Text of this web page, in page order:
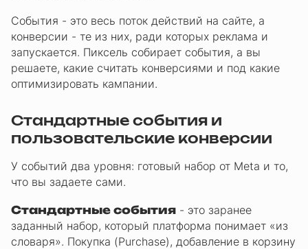
События - это весь поток действий на сайте, а
конверсии - те из них, ради которых реклама и
запускается. Пиксель собирает события, а вы
решаете, какие считать конверсиями и под какие
оптимизировать кампании.
Стандартные события и
пользовательские конверсии
У событий два уровня: готовый набор от Meta и то,
что вы задаете сами.
Стандартные события - это заранее
заданный набор, который платформа понимает «из
словаря». Покупка (Purchase), добавление в корзину